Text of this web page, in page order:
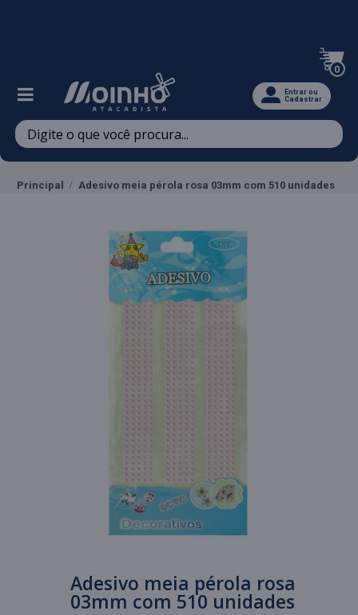
0
Entrar ou
Cadastrar
Principal Adesivo meia pérola rosa 03mm com 510 unidades
Adesivo meia pérola rosa
03mm com 510 unidades